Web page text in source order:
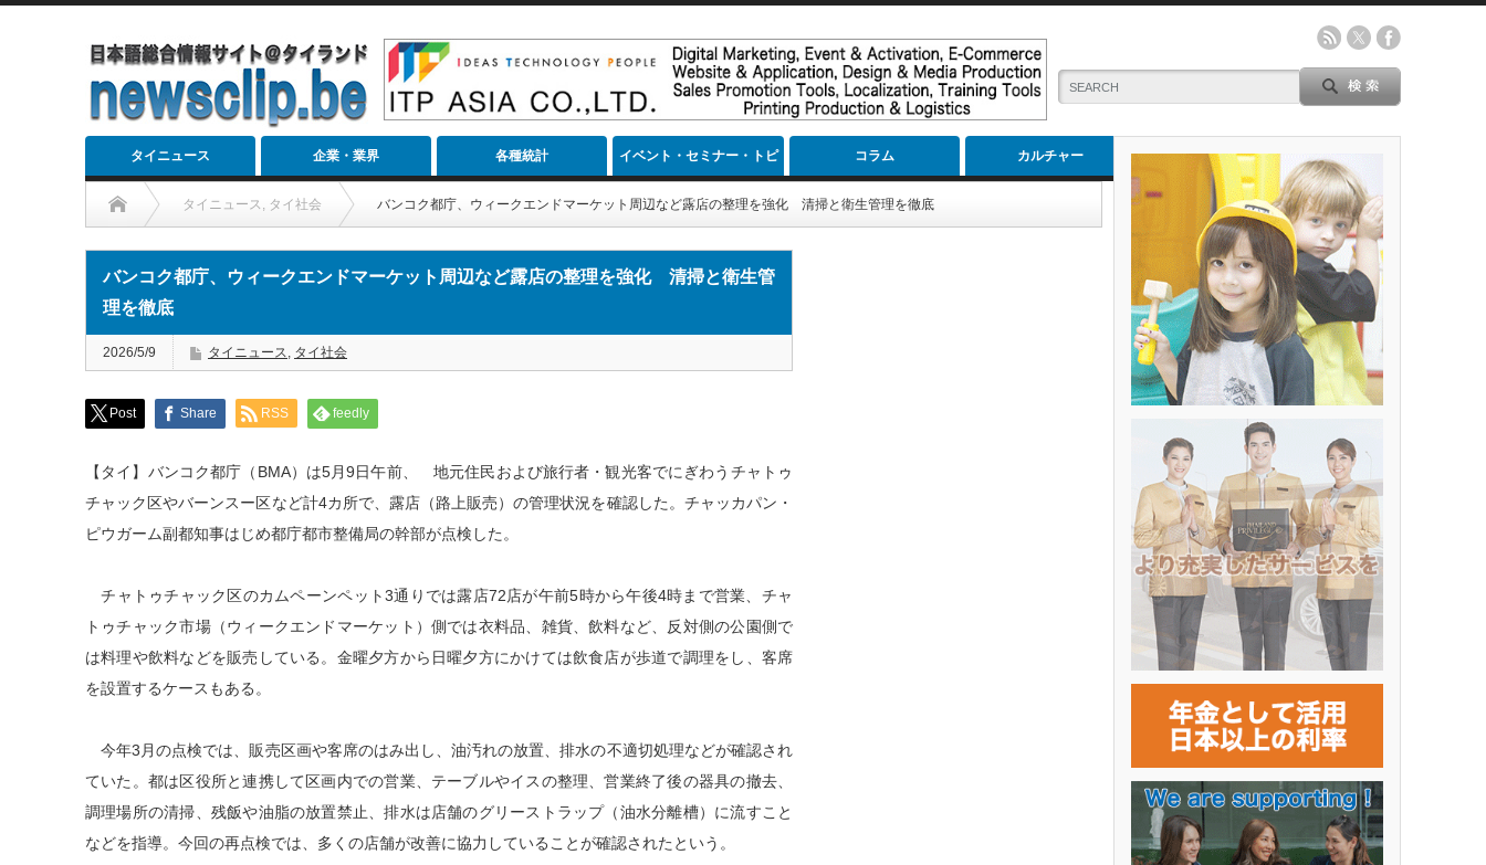
タイニュース 企業・業界 各種統計 イベント・セミナー・トピ
ック
コラム カルチャー
タイニュース, タイ社会 バンコク都庁、ウィークエンドマーケット周辺など露店の整理を強化 清掃と衛生管理を徹底
バンコク都庁、ウィークエンドマーケット周辺など露店の整理を強化 清掃と衛生管
理を徹底
2026/5/9 タイニュース, タイ社会
Post Share RSS feedly
【タイ】バンコク都庁（BMA）は5月9日午前、 地元住民および旅行者・観光客でにぎわうチャトゥ
チャック区やバーンスー区など計4カ所で、露店（路上販売）の管理状況を確認した。チャッカパン・
ピウガーム副都知事はじめ都庁都市整備局の幹部が点検した。
チャトゥチャック区のカムペーンペット3通りでは露店72店が午前5時から午後4時まで営業、チャ
トゥチャック市場（ウィークエンドマーケット）側では衣料品、雑貨、飲料など、反対側の公園側で
は料理や飲料などを販売している。金曜夕方から日曜夕方にかけては飲食店が歩道で調理をし、客席
を設置するケースもある。
今年3月の点検では、販売区画や客席のはみ出し、油汚れの放置、排水の不適切処理などが確認され
ていた。都は区役所と連携して区画内での営業、テーブルやイスの整理、営業終了後の器具の撤去、
調理場所の清掃、残飯や油脂の放置禁止、排水は店舗のグリーストラップ（油水分離槽）に流すこと
などを指導。今回の再点検では、多くの店舗が改善に協力していることが確認されたという。